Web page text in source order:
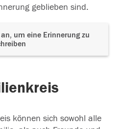
geblieben sind.
um eine Erinnerung zu
können sich sowohl alle